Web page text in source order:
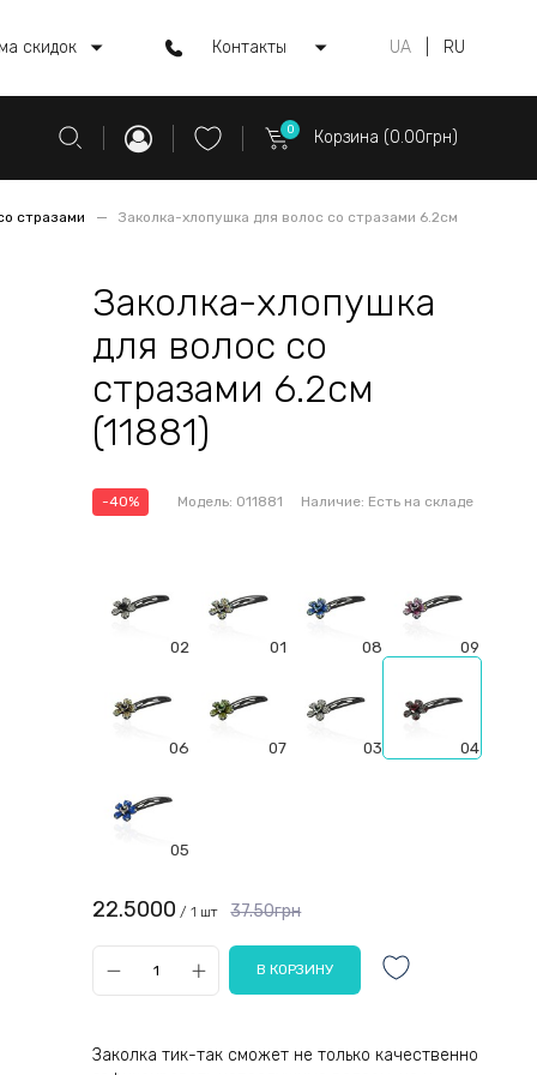
скидок Контакты UA RU
0 Корзина (0.00грн)
стразами
Заколка-хлопушка для волос со стразами 6.2см
Заколка-хлопушка
для волос со
стразами 6.2см
(11881)
-40% Модель: 011881 Наличие: Есть на складе
02 01 08 09
06 07 03 04
05
37.50грн
22.5000 / 1 шт
Заколка тик-так сможет не только качественно